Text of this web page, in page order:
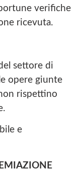
verifiche
ricevuta.
settore di
opere giunte
rispettino
e